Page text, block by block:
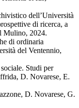
dell’Università
di ricerca, a
Mulino, 2024.
di ordinaria
del Ventennio,
Studi per
D. Novarese, E.
D. Novarese, G.